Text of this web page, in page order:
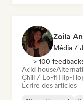
Zoila
Média /
> 100
Acid house
Chill / Lo-fi Hip-
Écrire des articles